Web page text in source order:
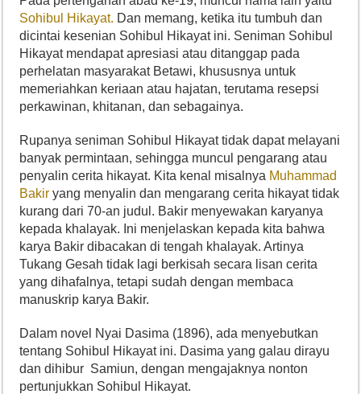
Sohibul Hikayat. Dan memang, ketika itu tumbuh dan
dicintai kesenian Sohibul Hikayat ini. Seniman Sohibul
Hikayat mendapat apresiasi atau ditanggap pada
perhelatan masyarakat Betawi, khususnya untuk
memeriahkan keriaan atau hajatan, terutama resepsi
perkawinan, khitanan, dan sebagainya.
Rupanya seniman Sohibul Hikayat tidak dapat melayani
banyak permintaan, sehingga muncul pengarang atau
penyalin cerita hikayat. Kita kenal misalnya Muhammad
Bakir yang menyalin dan mengarang cerita hikayat tidak
kurang dari 70-an judul. Bakir menyewakan karyanya
kepada khalayak. Ini menjelaskan kepada kita bahwa
karya Bakir dibacakan di tengah khalayak. Artinya
Tukang Gesah tidak lagi berkisah secara lisan cerita
yang dihafalnya, tetapi sudah dengan membaca
manuskrip karya Bakir.
Dalam novel Nyai Dasima (1896), ada menyebutkan
tentang Sohibul Hikayat ini. Dasima yang galau dirayu
dan dihibur Samiun, dengan mengajaknya nonton
pertunjukkan Sohibul Hikayat.